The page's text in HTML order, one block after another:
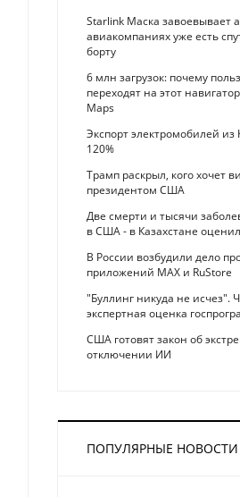
Starlink Маска завоевывает
авиакомпаниях уже есть
борту
6 млн загрузок: почему
переходят на этот
Maps
Экспорт электромобилей из
120%
Трамп раскрыл, кого хочет
президентом США
Две смерти и тысячи
в США - в Казахстане
В России возбудили дело
приложений MAX и RuStore
"Буллинг никуда не исчез".
экспертная оценка
США готовят закон об
отключении ИИ
ПОПУЛЯРНЫЕ НОВОСТИ